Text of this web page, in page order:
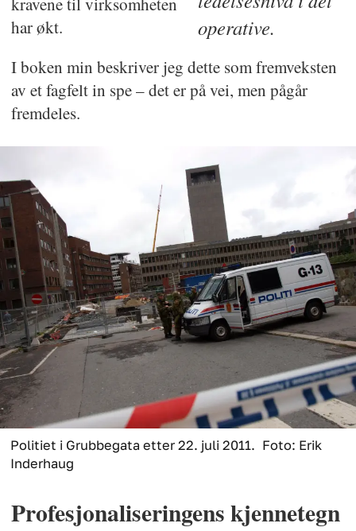
operative.
har økt.
I boken min beskriver jeg dette som fremveksten
av et fagfelt in spe – det er på vei, men pågår
fremdeles.
Politiet i Grubbegata etter 22. juli 2011. Foto: Erik
Inderhaug
Profesjonaliseringens kjennetegn